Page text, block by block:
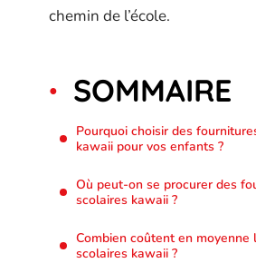
chemin de l’école.
SOMMAIRE
Pourquoi choisir des
kawaii pour vos enfants ?
Où peut-on se procurer des
scolaires kawaii ?
Combien coûtent en moyenne
scolaires kawaii ?